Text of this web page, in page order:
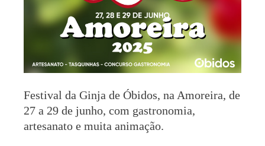
Festival da Ginja de Óbidos, na Amoreira, de
27 a 29 de junho, com gastronomia,
artesanato e muita animação.